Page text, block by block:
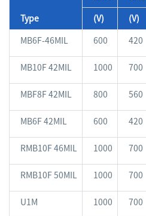
Type (V) (V)
MB6F-46MIL 600 420
MB10F 42MIL 1000 700
MBF8F 42MIL 800 560
MB6F 42MIL 600 420
RMB10F 46MIL 1000 700
RMB10F 50MIL 1000 700
U1M 1000 700